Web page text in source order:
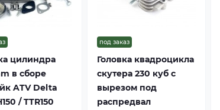
цилиндра
в сборе
ATV Delta
/ TTR150
под заказ
Головка квадроцикла
скутера 230 куб с
вырезом под
распредвал